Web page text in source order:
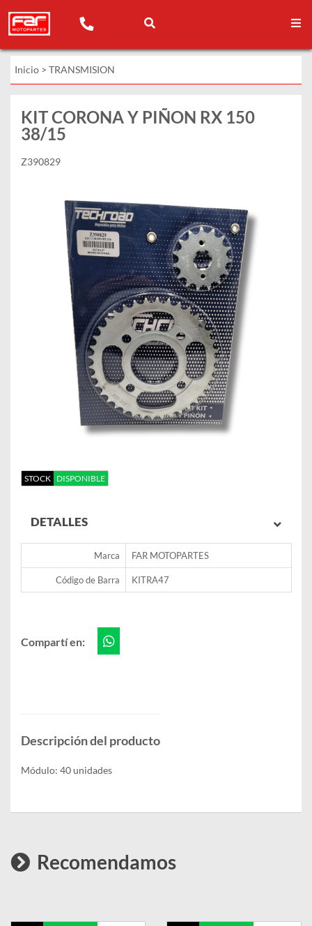
Inicio > TRANSMISION
KIT CORONA Y PIÑON RX 150
38/15
Z390829
STOCK DISPONIBLE
DETALLES
Marca FAR MOTOPARTES
Código de Barra KITRA47
Compartí en:
Descripción del producto
Módulo: 40 unidades
Recomendamos